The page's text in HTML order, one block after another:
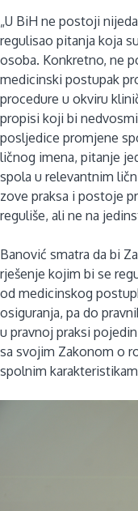
„U BiH ne postoji
regulisao pitanja koja
osoba. Konkretno, ne
medicinski postupak
procedure u okviru
propisi koji bi
posljedice promjene
ličnog imena, pitanje
spola u relevantnim
zove praksa i postoje
reguliše, ali ne na
Banović smatra da bi
rješenje kojim bi se
od medicinskog
osiguranja, pa do
u pravnoj praksi
sa svojim Zakonom o
spolnim